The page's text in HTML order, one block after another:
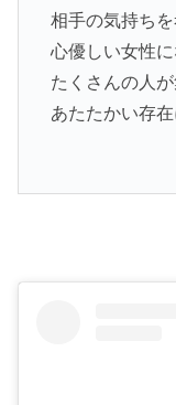
相手の気持ち
心優しい女性
たくさんの人
あたたかい存